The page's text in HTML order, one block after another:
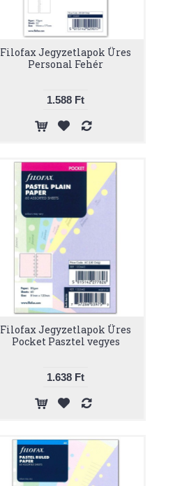
Filofax Jegyzetlapok Üres
Personal Fehér
1.588 Ft
Filofax Jegyzetlapok Üres
Pocket Pasztel vegyes
1.638 Ft